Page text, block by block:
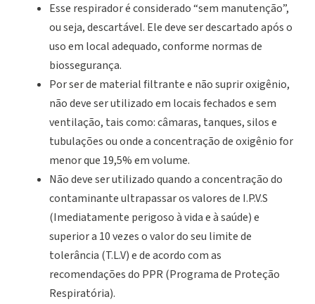
Esse respirador é considerado “sem manutenção”,
ou seja, descartável. Ele deve ser descartado após o
uso em local adequado, conforme normas de
biossegurança.
Por ser de material filtrante e não suprir oxigênio,
não deve ser utilizado em locais fechados e sem
ventilação, tais como: câmaras, tanques, silos e
tubulações ou onde a concentração de oxigênio for
menor que 19,5% em volume.
Não deve ser utilizado quando a concentração do
contaminante ultrapassar os valores de I.P.V.S
(Imediatamente perigoso à vida e à saúde) e
superior a 10 vezes o valor do seu limite de
tolerância (T.L.V) e de acordo com as
recomendações do PPR (Programa de Proteção
Respiratória).